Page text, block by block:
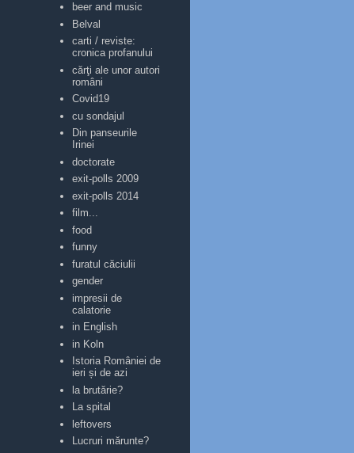
beer and music
Belval
carti / reviste:
cronica profanului
cărţi ale unor autori
români
Covid19
cu sondajul
Din panseurile
Irinei
doctorate
exit-polls 2009
exit-polls 2014
film...
food
funny
furatul căciulii
gender
impresii de
calatorie
in English
in Koln
Istoria României de
ieri și de azi
la brutărie?
La spital
leftovers
Lucruri mărunte?